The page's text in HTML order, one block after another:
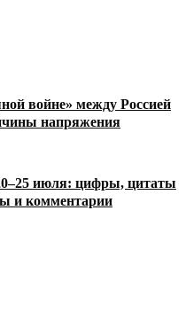
войне» между Россией
напряжения
июля: цифры, цитаты
и комментарии